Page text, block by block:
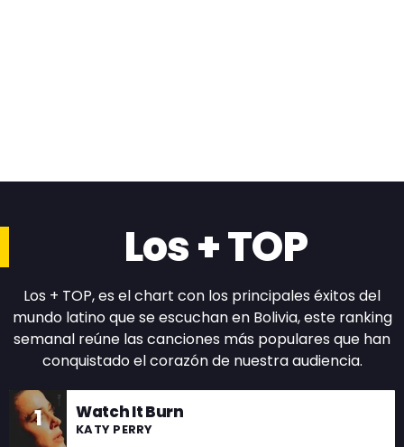
Los + TOP
Los + TOP, es el chart con los principales éxitos del
mundo latino que se escuchan en Bolivia, este ranking
semanal reúne las canciones más populares que han
conquistado el corazón de nuestra audiencia.
1 Watch It Burn
KATY PERRY